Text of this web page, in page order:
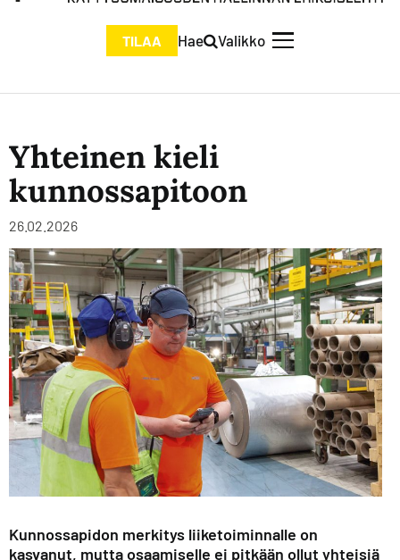
TILAA Hae Valikko
Yhteinen kieli
kunnossapitoon
26.02.2026
Kunnossapidon merkitys liiketoiminnalle on
kasvanut, mutta osaamiselle ei pitkään ollut yhteisiä